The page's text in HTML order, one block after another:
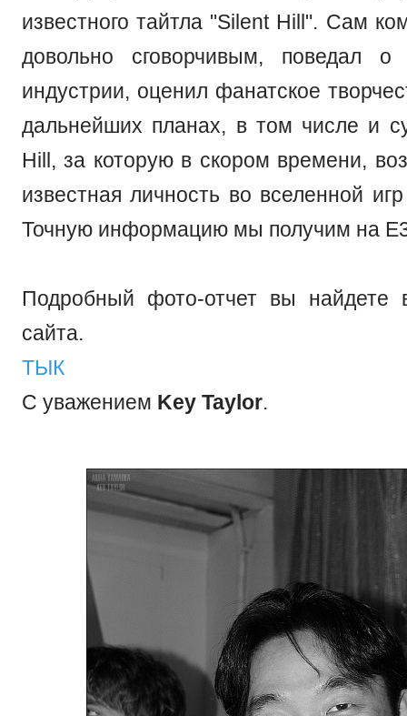
известного тайтла "Silent Hill". Сам
довольно сговорчивым, поведал
индустрии, оценил фанатское
дальнейших планах, в том числе и
Hill, за которую в скором времени,
известная личность во вселенной
Точную информацию мы получим на
Подробный фото-отчет вы найдете
сайта.
ТЫК
С уважением Key Taylor.